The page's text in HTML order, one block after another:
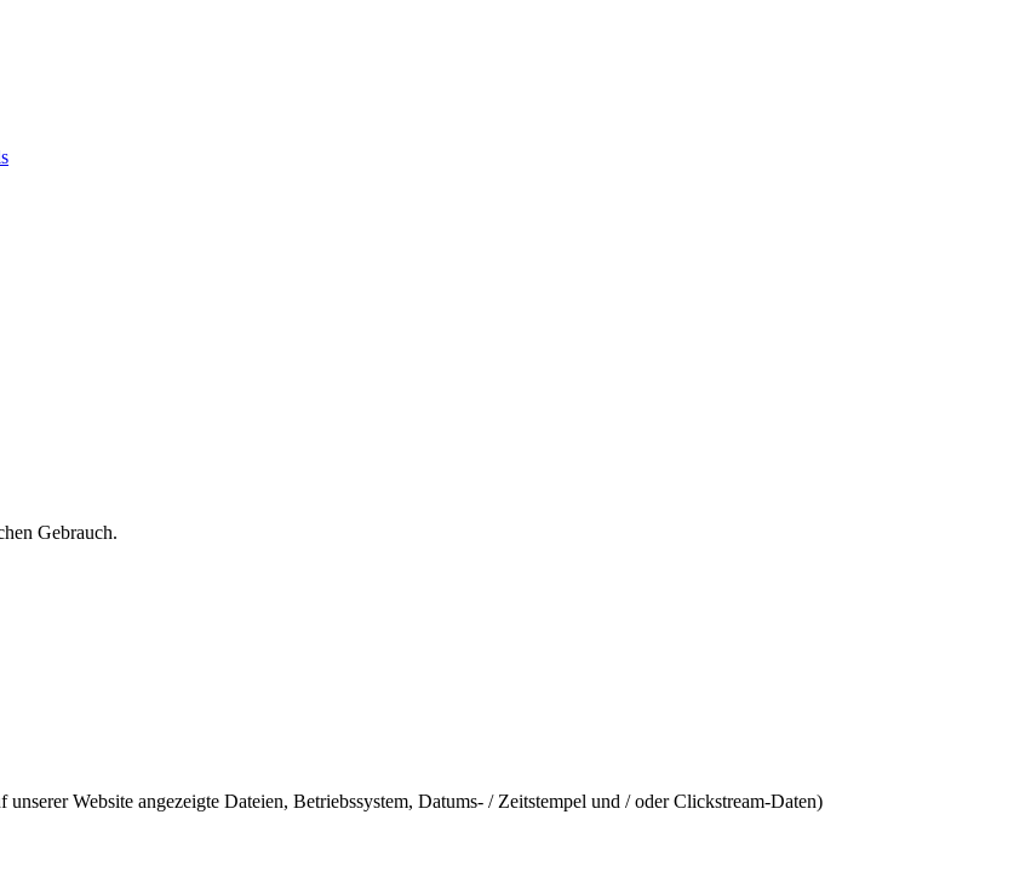
Gebrauch.
Website angezeigte Dateien, Betriebssystem, Datums- / Zeitstempel und / oder Clickstream-Daten)